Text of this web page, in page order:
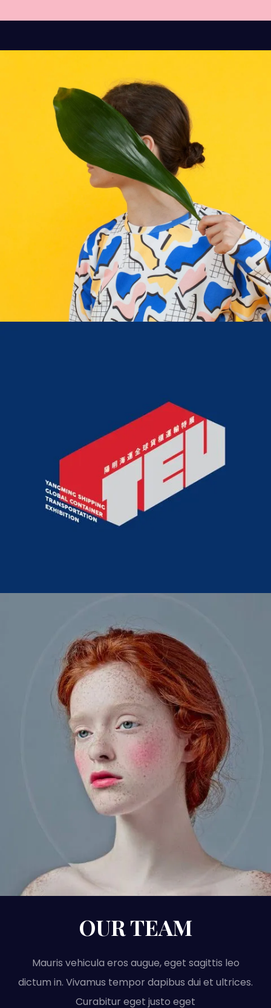
OUR TEAM
Mauris vehicula eros augue, eget sagittis leo
dictum in. Vivamus tempor dapibus dui et ultrices.
Curabitur eget justo eget